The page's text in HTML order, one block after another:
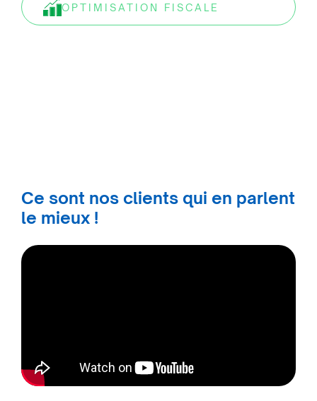
OPTIMISATION FISCALE
Ce sont nos clients qui en parlent
le mieux !